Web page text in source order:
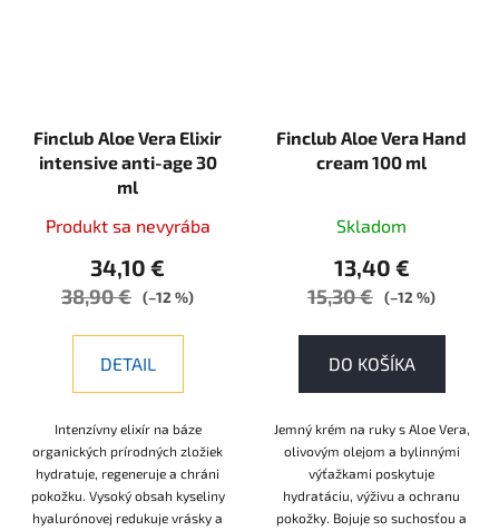
Finclub Aloe Vera Elixir
intensive anti-age 30
ml
Produkt sa nevyrába
34,10 €
38,90 € (–12 %)
DETAIL
Intenzívny elixír na báze
organických prírodných zložiek
hydratuje, regeneruje a chráni
pokožku. Vysoký obsah kyseliny
hyalurónovej redukuje vrásky a
Finclub Aloe Vera Hand
cream 100 ml
Skladom
13,40 €
15,30 € (–12 %)
DO KOŠÍKA
Jemný krém na ruky s Aloe Vera,
olivovým olejom a bylinnými
výťažkami poskytuje
hydratáciu, výživu a ochranu
pokožky. Bojuje so suchosťou a